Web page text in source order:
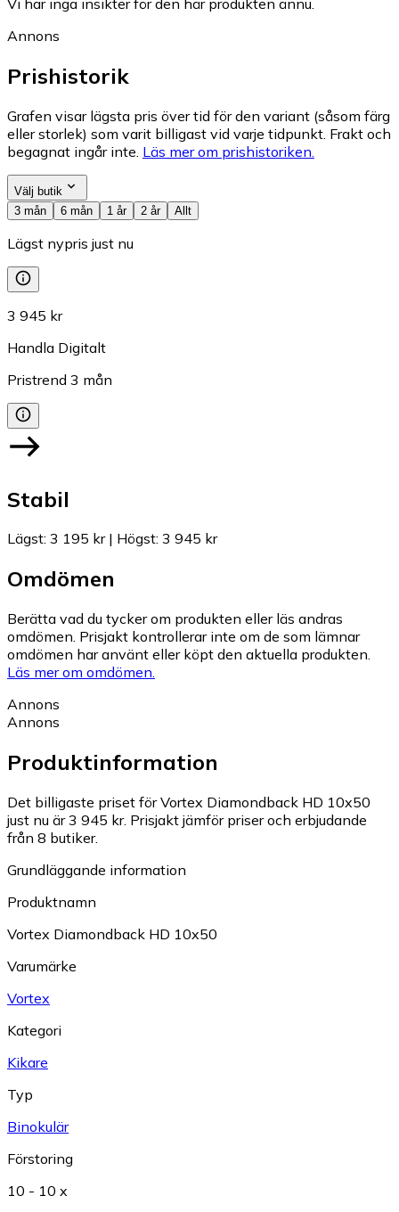
Annons
Prishistorik
Grafen visar lägsta pris över tid för den variant (såsom färg
eller storlek) som varit billigast vid varje tidpunkt. Frakt och
begagnat ingår inte. Läs mer om prishistoriken.
Välj butik
3 mån
6 mån 1 år 2 år Allt
Lägst nypris just nu
3 945 kr
Handla Digitalt
Pristrend 3 mån
Stabil
Lägst: 3 195 kr| Högst: 3 945 kr
Omdömen
Berätta vad du tycker om produkten eller läs andras
omdömen. Prisjakt kontrollerar inte om de som lämnar
omdömen har använt eller köpt den aktuella produkten.
Läs mer om omdömen.
Annons
Annons
Produktinformation
Det billigaste priset för Vortex Diamondback HD 10x50
just nu är 3 945 kr. Prisjakt jämför priser och erbjudande
från 8 butiker.
Grundläggande information
Produktnamn
Vortex Diamondback HD 10x50
Varumärke
Vortex
Kategori
Kikare
Typ
Binokulär
Förstoring
10 - 10 x